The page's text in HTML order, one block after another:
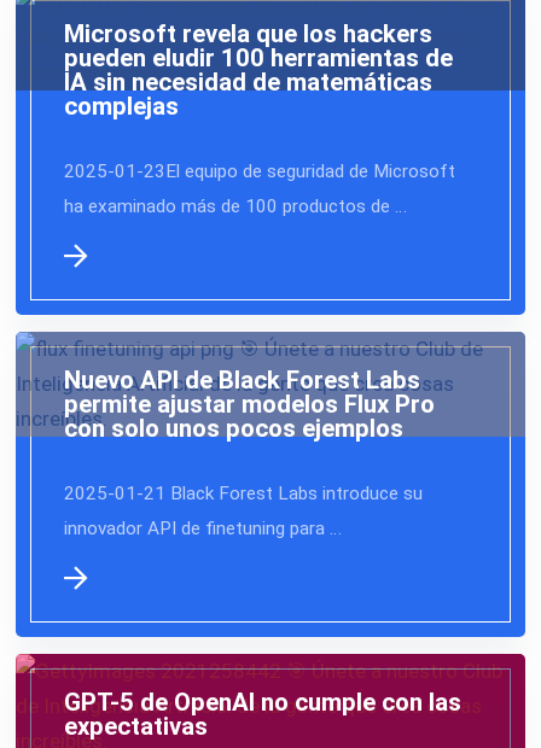
Microsoft revela que los hackers
pueden eludir 100 herramientas de
IA sin necesidad de matemáticas
complejas
2025-01-23El equipo de seguridad de Microsoft
ha examinado más de 100 productos de …
Nuevo API de Black Forest Labs
permite ajustar modelos Flux Pro
con solo unos pocos ejemplos
2025-01-21 Black Forest Labs introduce su
innovador API de finetuning para …
GPT-5 de OpenAI no cumple con las
expectativas